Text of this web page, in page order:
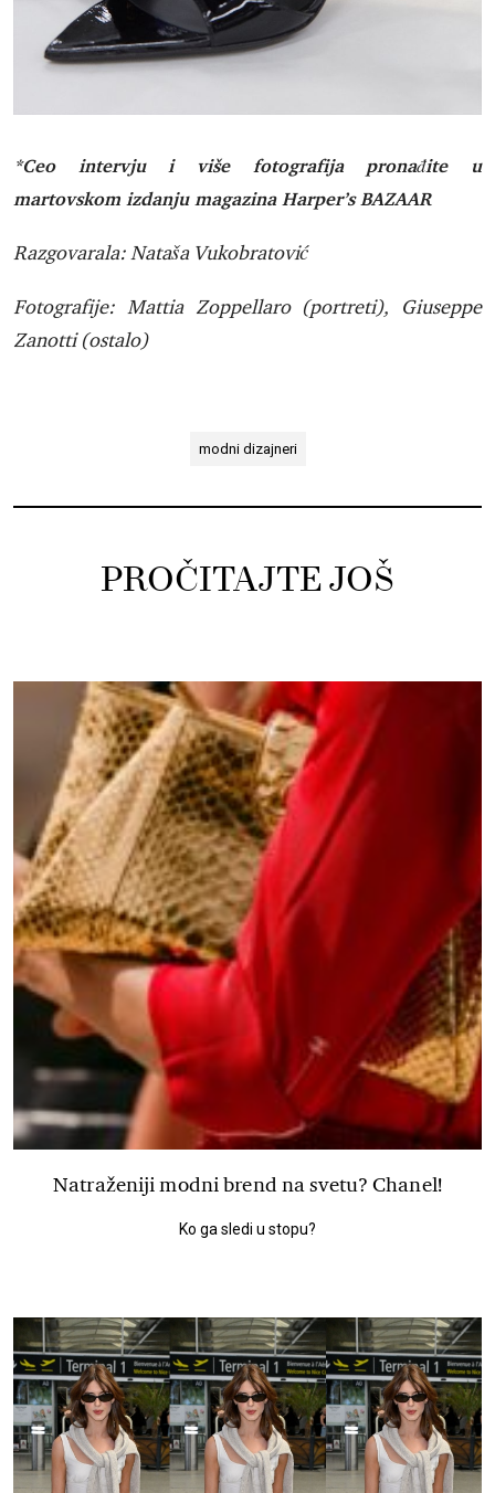
*Ceo intervju i više fotografija pronađite u
martovskom izdanju magazina Harper’s BAZAAR
Razgovarala: Nataša Vukobratović
Fotografije: Mattia Zoppellaro (portreti), Giuseppe
Zanotti (ostalo)
modni dizajneri
PROČITAJTE JOŠ
Natraženiji modni brend na svetu? Chanel!
Ko ga sledi u stopu?